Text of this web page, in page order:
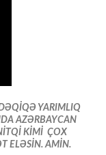
YARIMLIQ
AZƏRBAYCAN
KİMİ ÇOX
ELƏSİN. AMİN.